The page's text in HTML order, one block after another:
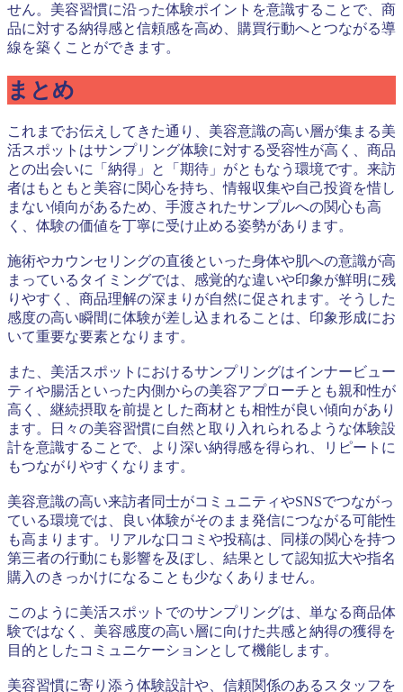
せん。美容習慣に沿った体験ポイントを意識することで、商
品に対する納得感と信頼感を高め、購買行動へとつながる導
線を築くことができます。
まとめ
これまでお伝えしてきた通り、美容意識の高い層が集まる美
活スポットはサンプリング体験に対する受容性が高く、商品
との出会いに「納得」と「期待」がともなう環境です。来訪
者はもともと美容に関心を持ち、情報収集や自己投資を惜し
まない傾向があるため、手渡されたサンプルへの関心も高
く、体験の価値を丁寧に受け止める姿勢があります。
施術やカウンセリングの直後といった身体や肌への意識が高
まっているタイミングでは、感覚的な違いや印象が鮮明に残
りやすく、商品理解の深まりが自然に促されます。そうした
感度の高い瞬間に体験が差し込まれることは、印象形成にお
いて重要な要素となります。
また、美活スポットにおけるサンプリングはインナービュー
ティや腸活といった内側からの美容アプローチとも親和性が
高く、継続摂取を前提とした商材とも相性が良い傾向があり
ます。日々の美容習慣に自然と取り入れられるような体験設
計を意識することで、より深い納得感を得られ、リピートに
もつながりやすくなります。
美容意識の高い来訪者同士がコミュニティやSNSでつながっ
ている環境では、良い体験がそのまま発信につながる可能性
も高まります。リアルな口コミや投稿は、同様の関心を持つ
第三者の行動にも影響を及ぼし、結果として認知拡大や指名
購入のきっかけになることも少なくありません。
このように美活スポットでのサンプリングは、単なる商品体
験ではなく、美容感度の高い層に向けた共感と納得の獲得を
目的としたコミュニケーションとして機能します。
美容習慣に寄り添う体験設計や、信頼関係のあるスタッフを